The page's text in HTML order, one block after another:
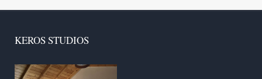
KEROS STUDIOS